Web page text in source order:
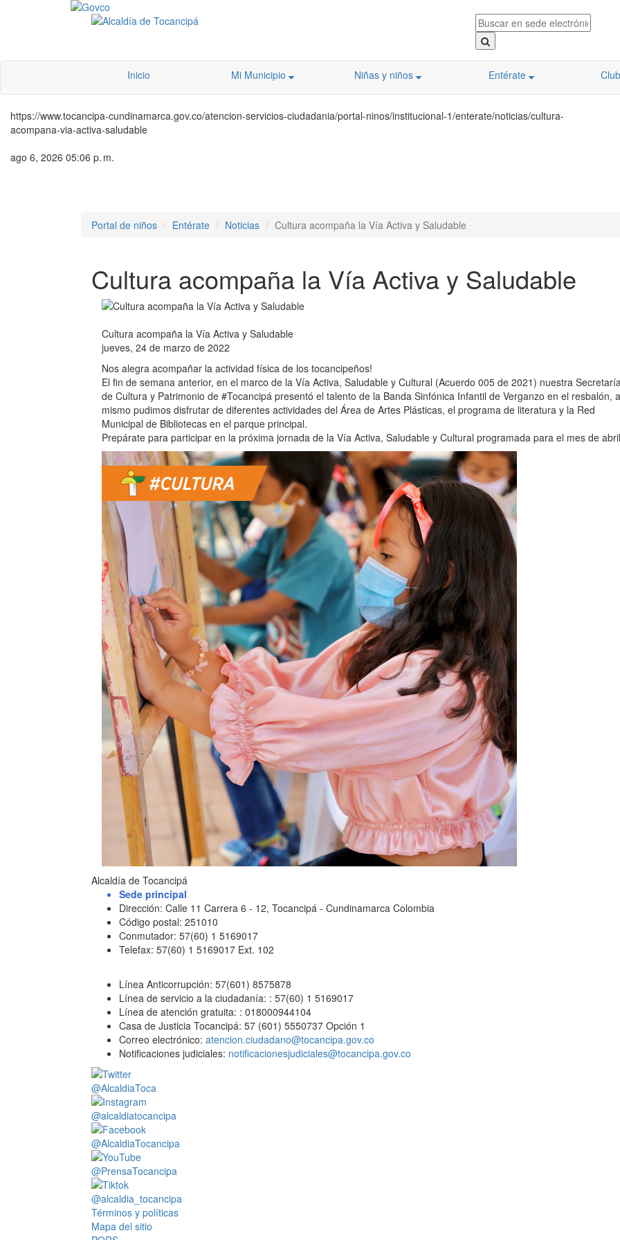
Inicio Mi Municipio Niñas y niños Entérate
https://www.tocancipa-cundinamarca.gov.co/atencion-servicios-ciudadania/portal-ninos/institucional-1/enterate/noticias/cultura-
acompana-via-activa-saludable
ago 6, 2026 05:06 p. m.
Portal de niños
Entérate Noticias Cultura acompaña la Vía Activa y Saludable
Cultura acompaña la Vía Activa y Saludable
Cultura acompaña la Vía Activa y Saludable
jueves, 24 de marzo de 2022
Nos alegra acompañar la actividad física de los tocancipeños!
El fin de semana anterior, en el marco de la Vía Activa, Saludable y Cultural (Acuerdo 005 de 2021) nuestra
de Cultura y Patrimonio de #Tocancipá presentó el talento de la Banda Sinfónica Infantil de Verganzo en el resbalón,
mismo pudimos disfrutar de diferentes actividades del Área de Artes Plásticas, el programa de literatura y la Red
Municipal de Bibliotecas en el parque principal.
Prepárate para participar en la próxima jornada de la Vía Activa, Saludable y Cultural programada para el mes de
Alcaldía de Tocancipá
Sede principal
Dirección: Calle 11 Carrera 6 - 12, Tocancipá - Cundinamarca Colombia
Código postal: 251010
Conmutador: 57(60) 1 5169017
Telefax: 57(60) 1 5169017 Ext. 102
Línea Anticorrupción: 57(601) 8575878
Línea de servicio a la ciudadanía: : 57(60) 1 5169017
Línea de atención gratuita: : 018000944104
Casa de Justicia Tocancipá: 57 (601) 5550737 Opción 1
Correo electrónico: atencion.ciudadano@tocancipa.gov.co
Notificaciones judiciales: notificacionesjudiciales@tocancipa.gov.co
@AlcaldiaToca
@alcaldiatocancipa
@AlcaldiaTocancipa
@PrensaTocancipa
@alcaldia_tocancipa
Términos y políticas
Mapa del sitio